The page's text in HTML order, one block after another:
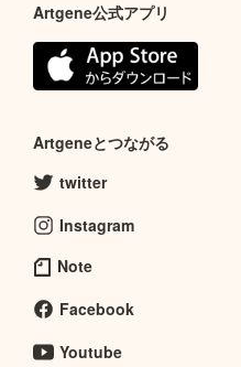
Artgene公式アプリ
Artgeneとつながる
twitter
Instagram
Note
Facebook
Youtube